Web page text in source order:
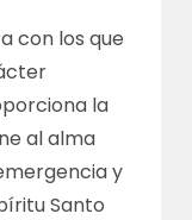
con los que
la
al alma
y
Santo